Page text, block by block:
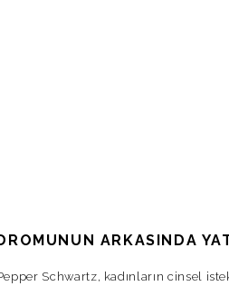
ARKASINDA
Schwartz, kadınların cinsel